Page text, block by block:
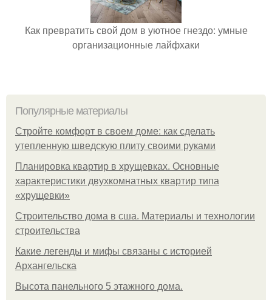
Как превратить свой дом в уютное гнездо: умные
организационные лайфхаки
Популярные материалы
Стройте комфорт в своем доме: как сделать
утепленную шведскую плиту своими руками
Планировка квартир в хрущевках. Основные
характеристики двухкомнатных квартир типа
«хрущевки»
Строительство дома в сша. Материалы и технологии
строительства
Какие легенды и мифы связаны с историей
Архангельска
Высота панельного 5 этажного дома.